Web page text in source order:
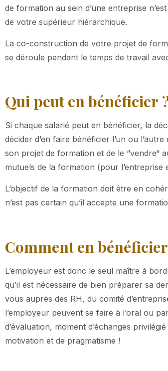
de formation au sein d’une entreprise
de votre supérieur hiérarchique.
La co-construction de votre projet de
se déroule pendant le temps de travail
Qui peut en bénéficier
Si chaque salarié peut en bénéficier, la
décider d’en faire bénéficier l’un ou
son projet de formation et de le “vendre“
mutuels de la formation (pour l’entreprise
L’objectif de la formation doit être en
n’est pas certain qu’il accepte une
Comment en
L’employeur est donc le seul maître à
qu’il est nécessaire de bien préparer sa
vous auprès des RH, du comité
l’employeur peuvent se faire à l’oral ou
d’évaluation, moment d’échanges
motivation et de pragmatisme !